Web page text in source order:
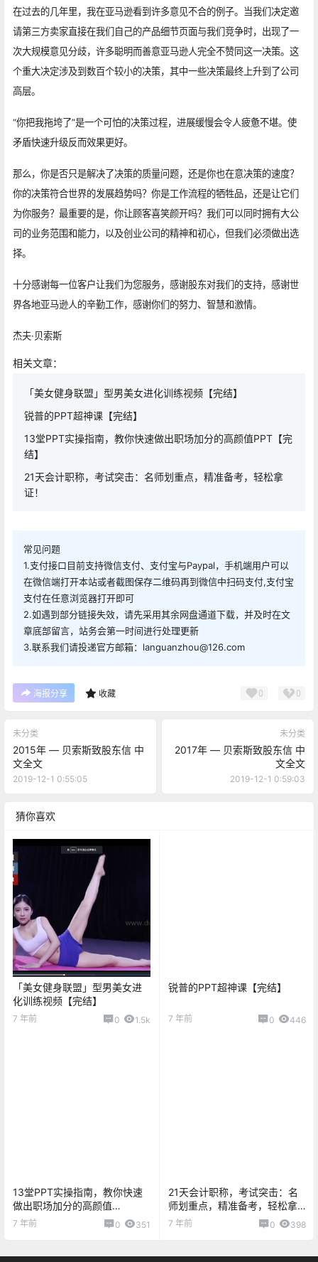
在过去的几年里，我在亚马逊看到许多意见不合的例子。当我们决定邀
请第三方卖家直接在我们自己的产品细节页面与我们竞争时，出现了一
次大规模意见分歧，许多聪明而善意亚马逊人完全不赞同这一决策。这
个重大决定涉及到数百个较小的决策，其中一些决策最终上升到了公司
高层。
“你把我拖垮了”是一个可怕的决策过程，进展缓慢会令人疲惫不堪。使
矛盾快速升级反而效果更好。
那么，你是否只是解决了决策的质量问题，还是你也在意决策的速度？
你的决策符合世界的发展趋势吗？你是工作流程的牺牲品，还是让它们
为你服务？最重要的是，你让顾客喜笑颜开吗？我们可以同时拥有大公
司的业务范围和能力，以及创业公司的精神和初心，但我们必须做出选
择。
十分感谢每一位客户让我们为您服务，感谢股东对我们的支持，感谢世
界各地亚马逊人的辛勤工作，感谢你们的努力、智慧和激情。
杰夫·贝索斯
相关文章：
「美女健身联盟」型男美女进化训练视频【完结】
锐普的PPT超神课【完结】
13堂PPT实操指南，教你快速做出职场加分的高颜值PPT【完
结】
21天会计职称，考试突击：名师划重点，精准备考，轻松拿
证！
常见问题
1.支付接口目前支持微信支付、支付宝与Paypal，手机端用户可以
在微信端打开本站或者截图保存二维码再到微信中扫码支付,支付宝
支付在任意浏览器打开即可
2.如遇到部分链接失效，请先采用其余网盘通道下载，并及时在文
章底部留言，站务会第一时间进行处理更新
3.联系我们请投递官方邮箱：languanzhou@126.com
海报分享 收藏 0 0
未分类
2015年 — 贝索斯致股东信 中
文全文
2019-12-1 0:55:05
未分类
2017年 — 贝索斯致股东信 中
文全文
2019-12-1 0:59:03
猜你喜欢
「美女健身联盟」型男美女进
化训练视频【完结】
7 年前 0 1.5k
锐普的PPT超神课【完结】
7 年前 0 446
13堂PPT实操指南，教你快速
做出职场加分的高颜值
PPT【完结】
7 年前 0 351
21天会计职称，考试突击：名
师划重点，精准备考，轻松拿
证！
7 年前 0 398